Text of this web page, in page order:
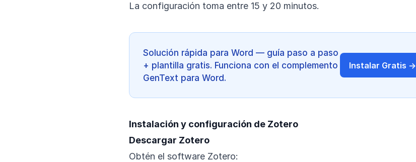
La configuración toma entre 15 y 20 minutos.
Solución rápida para Word — guía paso a paso
+ plantilla gratis. Funciona con el complemento
GenText para Word.
Instalar Gratis →
Instalación y configuración de Zotero
Descargar Zotero
Obtén el software Zotero: